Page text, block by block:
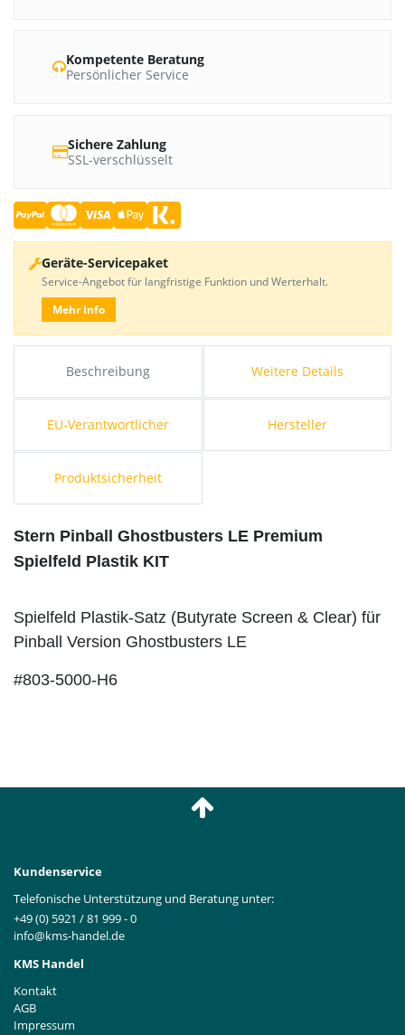
Beschreibung Weitere Details
EU-Verantwortlicher Hersteller
Produktsicherheit
Stern Pinball Ghostbusters LE Premium
Spielfeld Plastik KIT
Spielfeld Plastik-Satz (Butyrate Screen & Clear) für
Pinball Version Ghostbusters LE
#803-5000-H6
Kompetente Beratung
Persönlicher Service
Sichere Zahlung
SSL-verschlüsselt
Geräte-Servicepaket
Service-Angebot für langfristige Funktion und Werterhalt.
Mehr Info
Kundenservice
Telefonische Unterstützung und Beratung unter:
+49 (0) 5921 / 81 999 - 0
info@kms-handel.de
KMS Handel
Kontakt
AGB
Impressum